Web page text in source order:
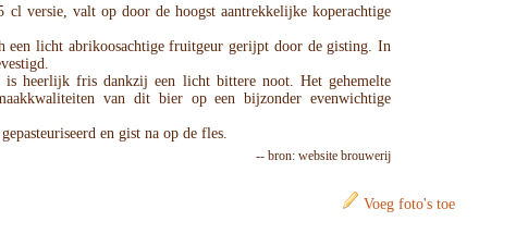
cl versie, valt op door de hoogst aantrekkelijke koperachtige
een licht abrikoosachtige fruitgeur gerijpt door de gisting. In
is heerlijk fris dankzij een licht bittere noot. Het gehemelte
van dit bier op een bijzonder evenwichtige
en gist na op de fles.
-- bron: website brouwerij
Voeg foto's toe